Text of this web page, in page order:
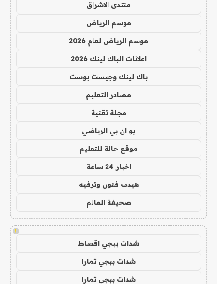
منتدى الاشراق
موسم الرياض
موسم الرياض لعام 2026
اعلانات الباك لينك 2026
باك لينك وجيست بوست
مصادر التعليم
مجلة تقنية
يو ان بي الرياضي
موقع حالة للتعليم
اخبار 24 ساعة
هيدب فنون وترفيه
صحيفة العالم
!
شدات ببجي اقساط
شدات ببجي تمارا
شدات ببجي تمارا